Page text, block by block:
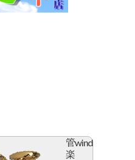
管
楽
wind